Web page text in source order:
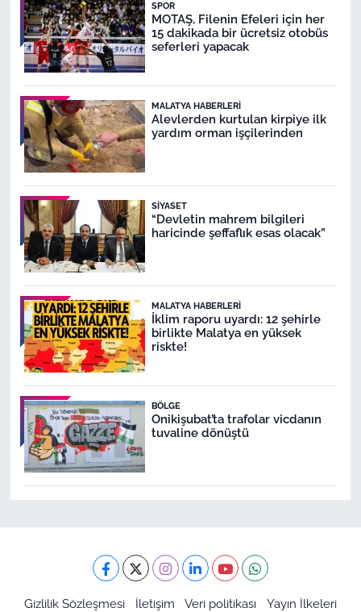
SPOR
MOTAŞ, Filenin Efeleri için her
15 dakikada bir ücretsiz otobüs
seferleri yapacak
MALATYA HABERLERI
Alevlerden kurtulan kirpiye ilk
yardım orman işçilerinden
SIYASET
“Devletin mahrem bilgileri
haricinde şeffaflık esas olacak”
MALATYA HABERLERI
İklim raporu uyardı: 12 şehirle
birlikte Malatya en yüksek
riskte!
BÖLGE
Onikişubat’ta trafolar vicdanın
tuvaline dönüştü
Gizlilik Sözleşmesi İletişim Veri politikası Yayın İlkeleri